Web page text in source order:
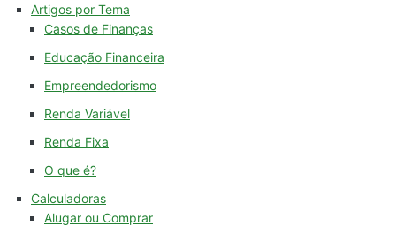
Artigos por Tema
Casos de Finanças
Educação Financeira
Empreendedorismo
Renda Variável
Renda Fixa
O que é?
Calculadoras
Alugar ou Comprar